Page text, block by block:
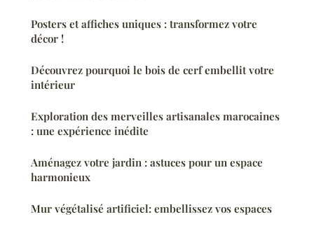
Posters et affiches uniques : transformez votre
décor !
Découvrez pourquoi le bois de cerf embellit votre
intérieur
Exploration des merveilles artisanales marocaines
: une expérience inédite
Aménagez votre jardin : astuces pour un espace
harmonieux
Mur végétalisé artificiel: embellissez vos espaces